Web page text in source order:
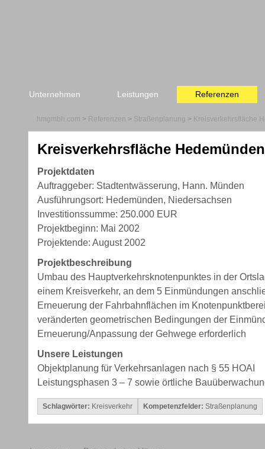
Unternehmen Leistungen Referenzen
hmgmbh.com > Referenzen > Straßenplanung > Kreisverkehrsfläche
Kreisverkehrsfläche Hedemünden
Projektdaten
Auftraggeber: Stadtentwässerung, Hann. Münden
Ausführungsort: Hedemünden, Niedersachsen
Investitionssumme: 250.000 EUR
Projektbeginn: Mai 2002
Projektende: August 2002
Projektbeschreibung
Umbau des Hauptverkehrsknotenpunktes in der
einem Kreisverkehr, an dem 5 Einmündungen
Erneuerung der Fahrbahnflächen im
veränderten geometrischen Bedingungen der
Erneuerung/Anpassung der Gehwege erforderlich
Unsere Leistungen
Objektplanung für Verkehrsanlagen nach § 55 HOAI
Leistungsphasen 3 – 7 sowie örtliche
Schlagwörter: Kreisverkehr Kompetenzfelder: Straßenplanung